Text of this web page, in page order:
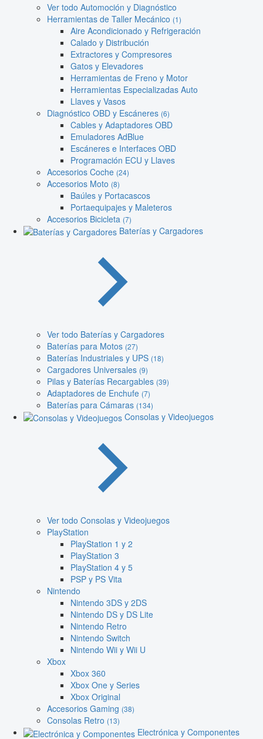
Ver todo Automoción y Diagnóstico
Herramientas de Taller Mecánico (1)
Aire Acondicionado y Refrigeración
Calado y Distribución
Extractores y Compresores
Gatos y Elevadores
Herramientas de Freno y Motor
Herramientas Especializadas Auto
Llaves y Vasos
Diagnóstico OBD y Escáneres (6)
Cables y Adaptadores OBD
Emuladores AdBlue
Escáneres e Interfaces OBD
Programación ECU y Llaves
Accesorios Coche (24)
Accesorios Moto (8)
Baúles y Portacascos
Portaequipajes y Maleteros
Accesorios Bicicleta (7)
Baterías y Cargadores
Ver todo Baterías y Cargadores
Baterías para Motos (27)
Baterías Industriales y UPS (18)
Cargadores Universales (9)
Pilas y Baterías Recargables (39)
Adaptadores de Enchufe (7)
Baterías para Cámaras (134)
Consolas y Videojuegos
Ver todo Consolas y Videojuegos
PlayStation
PlayStation 1 y 2
PlayStation 3
PlayStation 4 y 5
PSP y PS Vita
Nintendo
Nintendo 3DS y 2DS
Nintendo DS y DS Lite
Nintendo Retro
Nintendo Switch
Nintendo Wii y Wii U
Xbox
Xbox 360
Xbox One y Series
Xbox Original
Accesorios Gaming (38)
Consolas Retro (13)
Electrónica y Componentes